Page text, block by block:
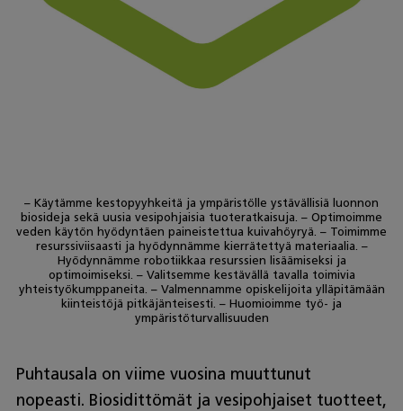
– Käytämme kestopyyhkeitä ja ympäristölle ystävällisiä luonnon
biosideja sekä uusia vesipohjaisia tuoteratkaisuja. – Optimoimme
veden käytön hyödyntäen paineistettua kuivahöyryä. – Toimimme
resurssiviisaasti ja hyödynnämme kierrätettyä materiaalia. –
Hyödynnämme robotiikkaa resurssien lisäämiseksi ja
optimoimiseksi. – Valitsemme kestävällä tavalla toimivia
yhteistyökumppaneita. – Valmennamme opiskelijoita ylläpitämään
kiinteistöjä pitkäjänteisesti. – Huomioimme työ- ja
ympäristöturvallisuuden
Puhtausala on viime vuosina muuttunut
nopeasti. Biosidittömät ja vesipohjaiset tuotteet,